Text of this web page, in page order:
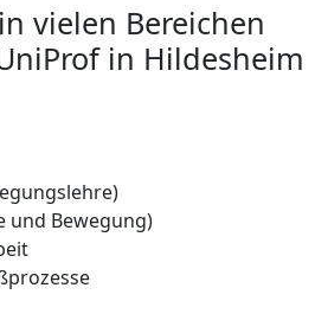
vielen Bereichen
in Hildesheim
und Bewegung)